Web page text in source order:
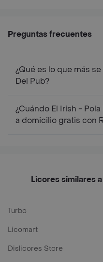
Preguntas frecuentes
¿Qué es lo que más
Del Pub?
¿Cuándo El Irish -
a domicilio gratis con
Licores similares
Turbo
Licomart
Dislicores Store